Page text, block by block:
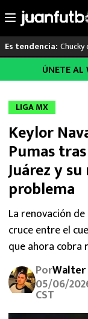
al
Es tendencia:
LO ÚLTIMO
LIGA MX
RAYADOS
PUMAS
ATLANTE
SELECCIÓN
FUTBOL
MEXICANOS EN EL
FUTBOL ESTUFA
ÚNETE AL
LIGA MX
Keylor
Pumas
Juárez y
problema
La renovación
cruce entre el
que ahora cobra
Por
05/06/
CST